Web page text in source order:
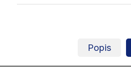
Popis